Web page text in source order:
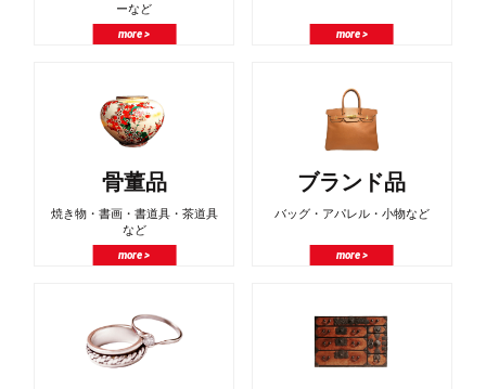
ーなど
more > more >
骨董品
焼き物・書画・書道具・茶道具
など
more >
ブランド品
バッグ・アパレル・小物など
more >